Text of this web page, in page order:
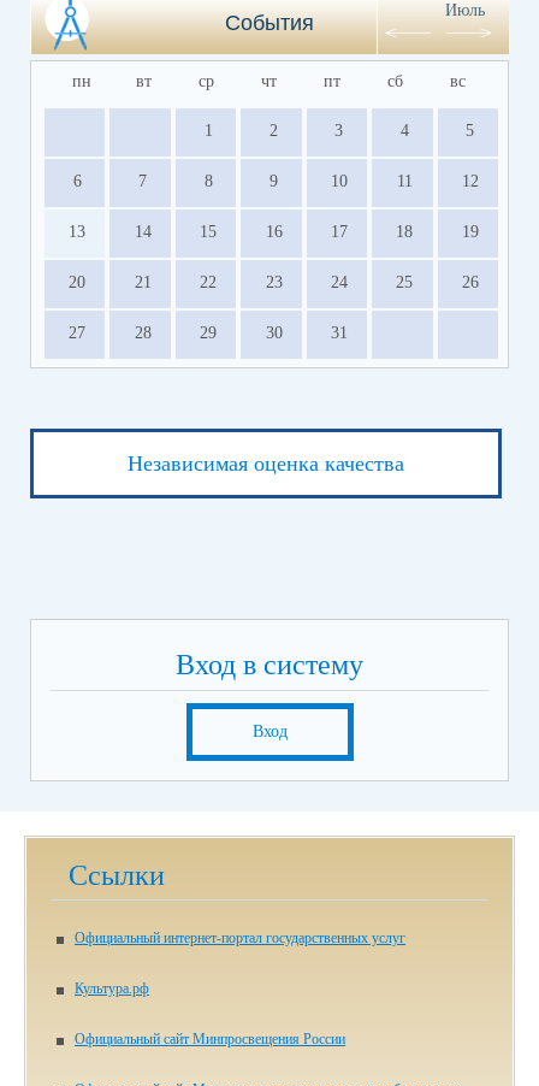
События
Июль
пн вт ср чт пт сб вс
1 2 3 4 5
6 7 8 9 10 11 12
13 14 15 16 17 18 19
20 21 22 23 24 25 26
27 28 29 30 31
Независимая оценка качества
Вход в систему
Вход
Ссылки
Официальный интернет-портал государственных услуг
Культура.рф
Официальный сайт Минпросвещения России